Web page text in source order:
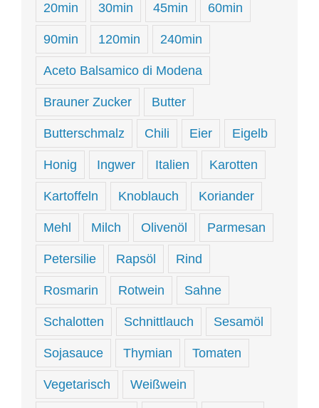
20min 30min 45min 60min
90min 120min 240min
Aceto Balsamico di Modena
Brauner Zucker Butter
Butterschmalz Chili Eier Eigelb
Honig Ingwer Italien Karotten
Kartoffeln Knoblauch Koriander
Mehl Milch Olivenöl Parmesan
Petersilie Rapsöl Rind
Rosmarin Rotwein Sahne
Schalotten Schnittlauch Sesamöl
Sojasauce Thymian Tomaten
Vegetarisch Weißwein